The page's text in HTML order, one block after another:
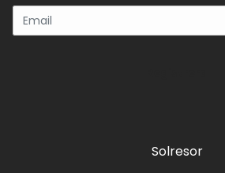
Solresor